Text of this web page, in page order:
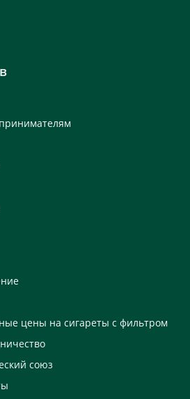
цены на сигареты с фильтром
союз